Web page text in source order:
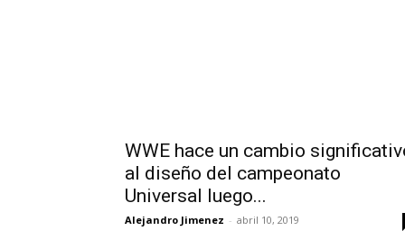
WWE hace un cambio
al diseño del campeonato
Universal luego...
Alejandro Jimenez - abril 10, 2019